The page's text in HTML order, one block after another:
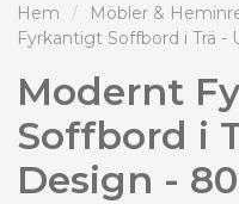
Hem / Möbler &
Fyrkantigt Soffbord i Trä
Modernt
Soffbord i
Design -